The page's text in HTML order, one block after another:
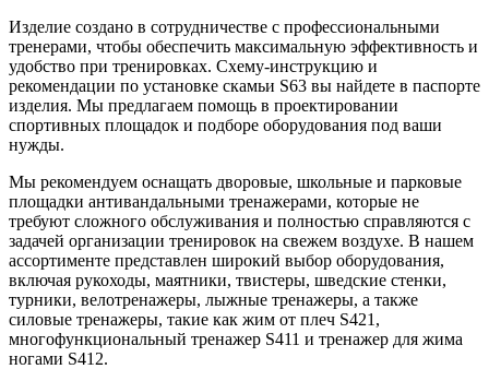
Изделие создано в сотрудничестве с профессиональными
тренерами, чтобы обеспечить максимальную эффективность и
удобство при тренировках. Схему-инструкцию и
рекомендации по установке скамьи S63 вы найдете в паспорте
изделия. Мы предлагаем помощь в проектировании
спортивных площадок и подборе оборудования под ваши
нужды.
Мы рекомендуем оснащать дворовые, школьные и парковые
площадки антивандальными тренажерами, которые не
требуют сложного обслуживания и полностью справляются с
задачей организации тренировок на свежем воздухе. В нашем
ассортименте представлен широкий выбор оборудования,
включая рукоходы, маятники, твистеры, шведские стенки,
турники, велотренажеры, лыжные тренажеры, а также
силовые тренажеры, такие как жим от плеч S421,
многофункциональный тренажер S411 и тренажер для жима
ногами S412.